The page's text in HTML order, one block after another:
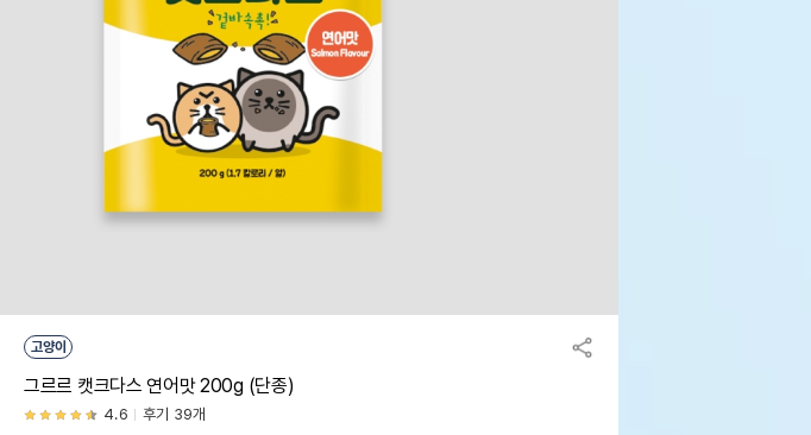
고양이
그르르 캣크다스 연어맛 200g (단종)
4.6 후기 39개